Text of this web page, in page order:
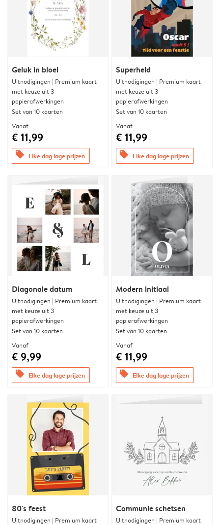
Geluk in bloei
Uitnodigingen | Premium kaart
met keuze uit 3
papierafwerkingen
Set van 10 kaarten
Vanaf
€ 11,99
offers Elke dag lage prijzen
Superheld
Uitnodigingen | Premium kaart
met keuze uit 3
papierafwerkingen
Set van 10 kaarten
Vanaf
€ 11,99
offers Elke dag lage prijzen
Diagonale datum
Uitnodigingen | Premium kaart
met keuze uit 3
papierafwerkingen
Set van 10 kaarten
Vanaf
€ 9,99
offers Elke dag lage prijzen
Modern initiaal
Uitnodigingen | Premium kaart
met keuze uit 3
papierafwerkingen
Set van 10 kaarten
Vanaf
€ 11,99
offers Elke dag lage prijzen
80's feest
Uitnodigingen | Premium kaart
Communie schetsen
Uitnodigingen | Premium kaart